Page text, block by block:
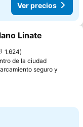
Ver precios
favoritos
Linate
1.624
de la ciudad
seguro y